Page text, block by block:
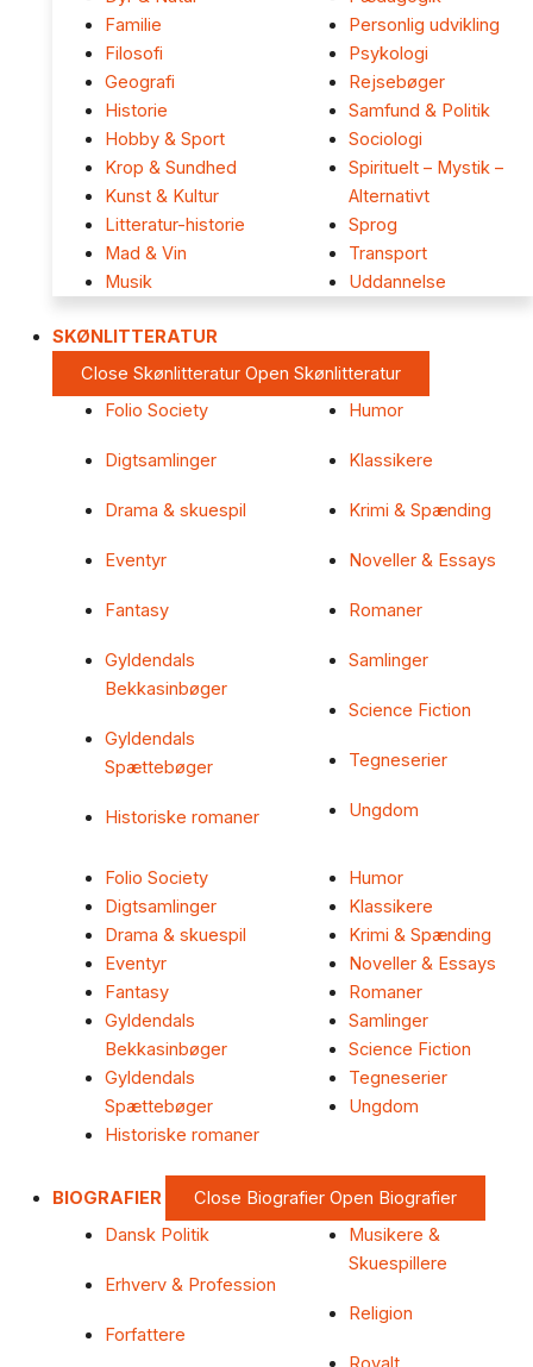
Familie
Filosofi
Geografi
Historie
Hobby & Sport
Krop & Sundhed
Kunst & Kultur
Litteratur-historie
Mad & Vin
Musik
Personlig udvikling
Psykologi
Rejsebøger
Samfund & Politik
Sociologi
Spirituelt – Mystik –
Alternativt
Sprog
Transport
Uddannelse
SKØNLITTERATUR
Close Skønlitteratur Open Skønlitteratur
Folio Society
Digtsamlinger
Drama & skuespil
Eventyr
Fantasy
Gyldendals
Bekkasinbøger
Gyldendals
Spættebøger
Historiske romaner
Humor
Klassikere
Krimi & Spænding
Noveller & Essays
Romaner
Samlinger
Science Fiction
Tegneserier
Ungdom
Folio Society
Digtsamlinger
Drama & skuespil
Eventyr
Fantasy
Gyldendals
Bekkasinbøger
Gyldendals
Spættebøger
Historiske romaner
Humor
Klassikere
Krimi & Spænding
Noveller & Essays
Romaner
Samlinger
Science Fiction
Tegneserier
Ungdom
BIOGRAFIER Close Biografier Open Biografier
Dansk Politik
Erhverv & Profession
Forfattere
Musikere &
Skuespillere
Religion